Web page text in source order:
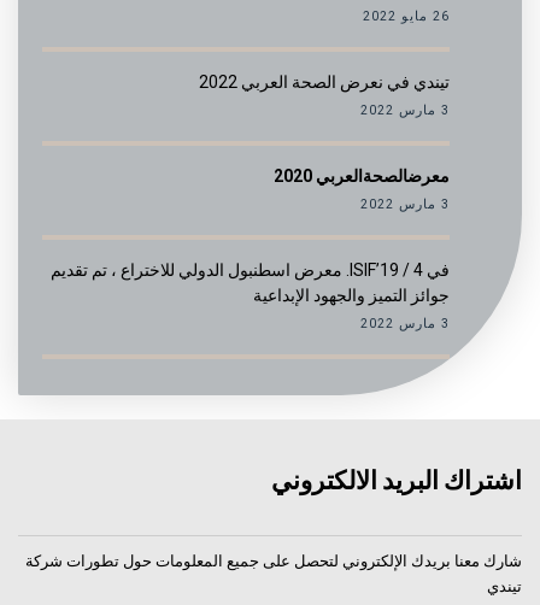
26 مايو 2022
تيندي في نعرض الصحة العربي 2022
3 مارس 2022
معرضالصحةالعربي 2020
3 مارس 2022
في ISIF’19 / 4. معرض اسطنبول الدولي للاختراع ، تم تقديم
جوائز التميز والجهود الإبداعية
3 مارس 2022
اشتراك البريد الالكتروني
شارك معنا بريدك الإلكتروني لتحصل على جميع المعلومات حول تطورات شركة
تيندي